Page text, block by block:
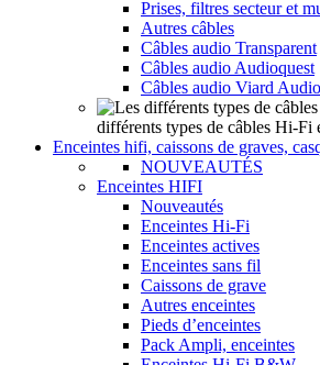
Prises, filtres secteur et
Autres câbles
Câbles audio Transparent
Câbles audio Audioquest
Câbles audio Viard Audio
différents types de câbles Hi-Fi
Enceintes hifi, caissons de graves,
NOUVEAUTÉS
Enceintes HIFI
Nouveautés
Enceintes Hi-Fi
Enceintes actives
Enceintes sans fil
Caissons de grave
Autres enceintes
Pieds d’enceintes
Pack Ampli, enceintes